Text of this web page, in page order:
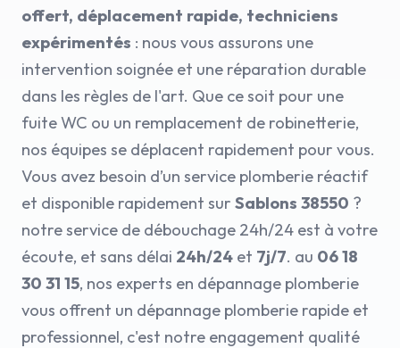
offert, déplacement rapide, techniciens
expérimentés : nous vous assurons une
intervention soignée et une réparation durable
dans les règles de l'art. Que ce soit pour une
fuite WC ou un remplacement de robinetterie,
nos équipes se déplacent rapidement pour vous.
Vous avez besoin d’un service plomberie réactif
et disponible rapidement sur Sablons 38550 ?
notre service de débouchage 24h/24 est à votre
écoute, et sans délai 24h/24 et 7j/7. au 06 18
30 31 15, nos experts en dépannage plomberie
vous offrent un dépannage plomberie rapide et
professionnel, c'est notre engagement qualité